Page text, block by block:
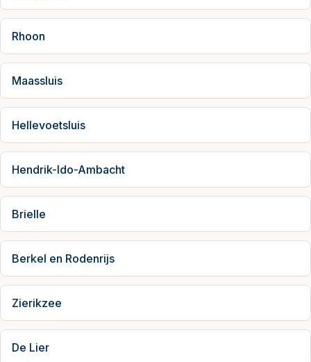
Rhoon
Maassluis
Hellevoetsluis
Hendrik-Ido-Ambacht
Brielle
Berkel en Rodenrijs
Zierikzee
De Lier